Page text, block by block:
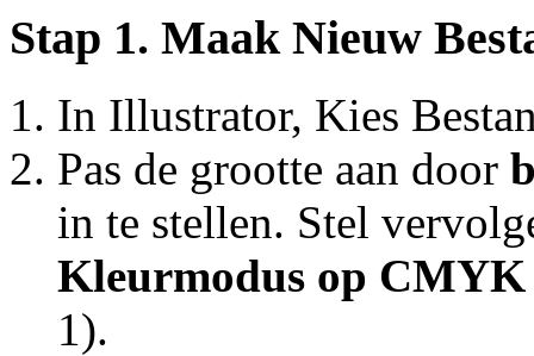
Stap 1. Maak Nieuw
In Illustrator, Kies
Pas de grootte aan door
in te stellen. Stel
Kleurmodus op CMYK
1).